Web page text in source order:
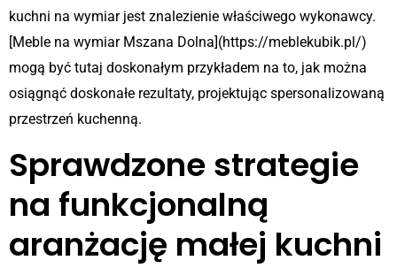
kuchni na wymiar jest znalezienie właściwego wykonawcy.
[Meble na wymiar Mszana Dolna](https://meblekubik.pl/)
mogą być tutaj doskonałym przykładem na to, jak można
osiągnąć doskonałe rezultaty, projektując spersonalizowaną
przestrzeń kuchenną.
Sprawdzone strategie
na funkcjonalną
aranżację małej kuchni